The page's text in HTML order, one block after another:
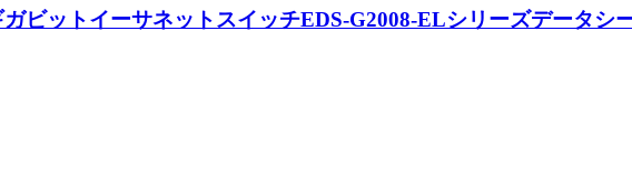
ビットイーサネットスイッチEDS-G2008-ELシリーズデータシ